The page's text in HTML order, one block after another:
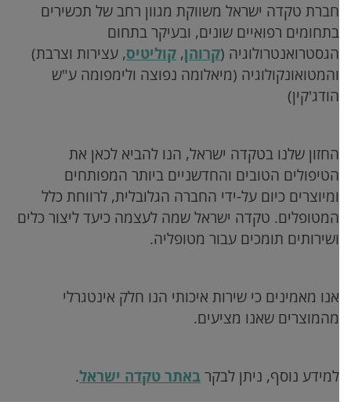
חברת טקדה ישראל משווקת מגוון רחב של תכשירים
בתחומים רפואיים שונים, ובעיקר בתחום
הגסטרואנטרולוגיה (קרוהן,קוליטיס, עצירות וצרבת)
והמטואונקולוגיה (מיאלומה נפוצה ולימפומה ע"ש
הודג'קין)
החזון שלנו בטקדה ישראל, הנו להביא לכאן את
הטיפולים הטובים והחדשניים ביותר המפותחים
ומיוצרים כיום על-ידי החברה הגלובלית, לרווחת כלל
המטופלים. טקדה ישראל שמה לעצמה כיעד ליצור כלים
ושירותים תומכים עבור מטופליה.
אנו מאמינים כי שירות איכותי הנו חלק אינטגרלי
מהמוצרים שאנו מציעים.
למידע נוסף, ניתן לבקרבאתר טקדה ישראל.